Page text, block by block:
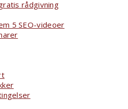
rådgivning
5 SEO-videoer